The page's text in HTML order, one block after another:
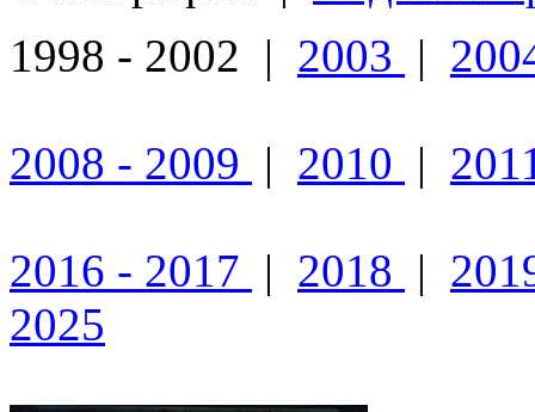
1998 - 2002 | 2003 |
2008 - 2009 | 2010 |
2016 - 2017 | 2018 |
2025